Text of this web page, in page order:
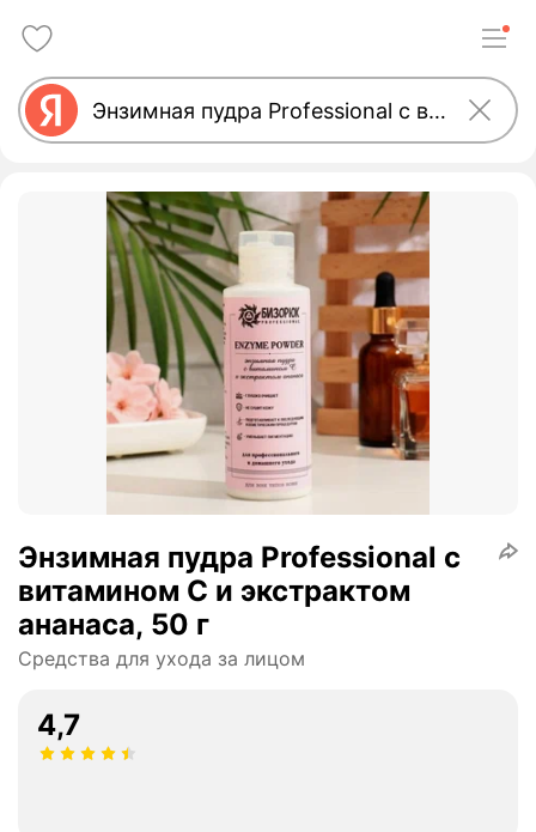
Энзимная пудра Professional с
витамином С и экстрактом
ананаса, 50 г
Средства для ухода за лицом
4,7